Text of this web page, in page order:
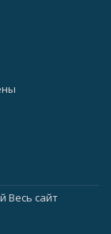
Весь сайт